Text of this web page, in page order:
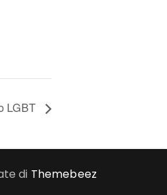
LGBT
di Themebeez